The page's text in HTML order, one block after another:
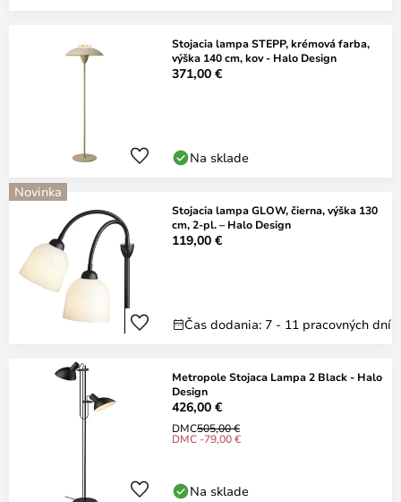
Stojacia lampa STEPP, krémová farba,
výška 140 cm, kov - Halo Design
371,00 €
Na sklade
Novinka
Stojacia lampa GLOW, čierna, výška 130
cm, 2-pl. – Halo Design
119,00 €
Čas dodania: 7 - 11 pracovných dní
Metropole Stojaca Lampa 2 Black - Halo
Design
426,00 €
DMC505,00 €
DMC -79,00 €
Na sklade